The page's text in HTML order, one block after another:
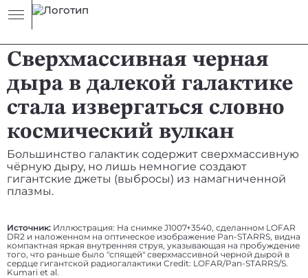
Сверхмассивная черная
дыра в далекой галактике
стала извергаться словно
космический вулкан
Большинство галактик содержит сверхмассивную
чёрную дыру, но лишь немногие создают
гигантские джеты (выбросы) из намагниченной
плазмы.
Источник: Иллюстрация: На снимке J1007+3540, сделанном LOFAR
DR2 и наложенном на оптическое изображение Pan-STARRS, видна
компактная яркая внутренняя струя, указывающая на пробуждение
того, что раньше было "спящей" сверхмассивной черной дырой в
сердце гигантской радиогалактики Credit: LOFAR/Pan-STARRS/S.
Kumari et al.